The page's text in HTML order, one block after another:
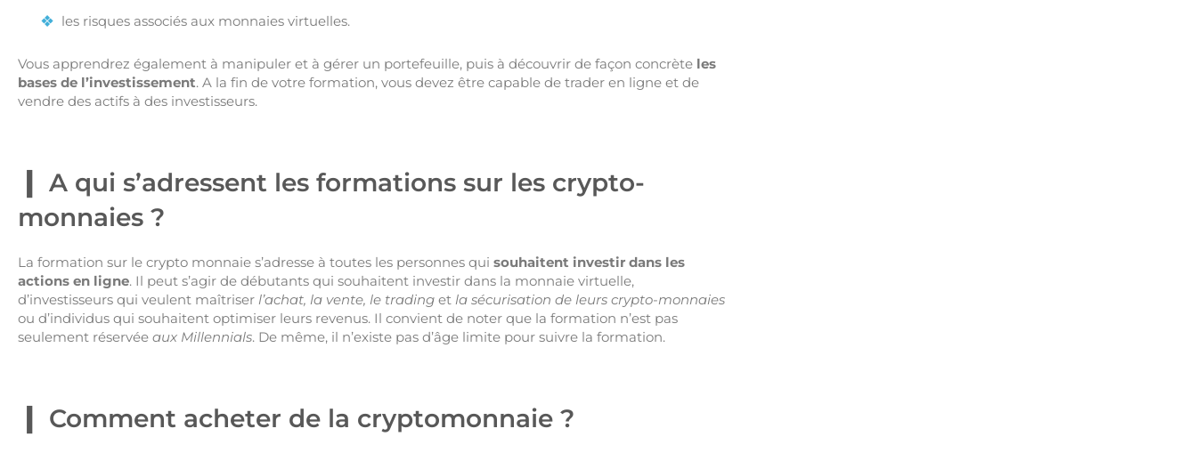
les risques associés aux monnaies virtuelles.
Vous apprendrez également à manipuler et à gérer un portefeuille, puis à découvrir de façon concrète les
bases de l’investissement. A la fin de votre formation, vous devez être capable de trader en ligne et de
vendre des actifs à des investisseurs.
A qui s’adressent les formations sur les crypto-
monnaies ?
La formation sur le crypto monnaie s’adresse à toutes les personnes qui souhaitent investir dans les
actions en ligne. Il peut s’agir de débutants qui souhaitent investir dans la monnaie virtuelle,
d’investisseurs qui veulent maîtriser l’achat, la vente, le trading et la sécurisation de leurs crypto-monnaies
ou d’individus qui souhaitent optimiser leurs revenus. Il convient de noter que la formation n’est pas
seulement réservée aux Millennials. De même, il n’existe pas d’âge limite pour suivre la formation.
Comment acheter de la cryptomonnaie ?